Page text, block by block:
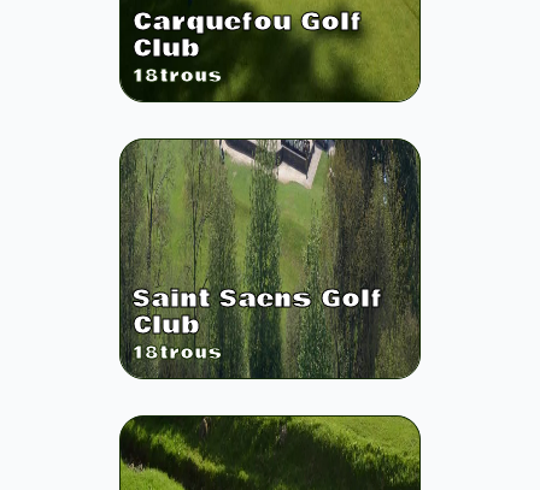
Carquefou Golf
Club
18trous
Saint Saens Golf
Club
18trous